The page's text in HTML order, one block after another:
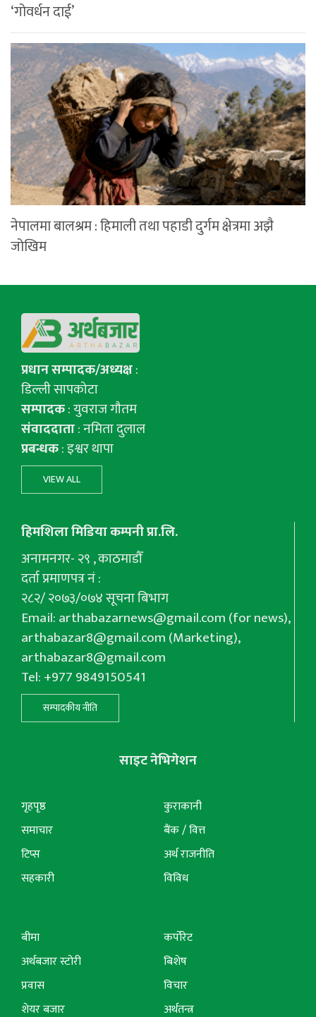
‘गोवर्धन दाई’
नेपालमा बालश्रम : हिमाली तथा पहाडी दुर्गम क्षेत्रमा अझै
जोखिम
प्रधान सम्पादक/अध्यक्ष:
डिल्ली सापकोटा
सम्पादक: युवराज गाैतम
संवाददाता: नमिता दुलाल
प्रबन्धक: इश्वर थापा
VIEW ALL
हिमशिला मिडिया कम्पनी प्रा.लि.
अनामनगर- २९ , काठमाडौँ
दर्ता प्रमाणपत्र नं :
२८२/ २०७३/०७४ सूचना बिभाग
Email:arthabazarnews@gmail.com(for news),
arthabazar8@gmail.com(Marketing),
arthabazar8@gmail.com
Tel: +977 9849150541
सम्पादकीय नीति
साइट नेभिगेशन
गृहपृष्ठ
समाचार
टिप्स
सहकारी
कुराकानी
बैंक / वित्त
अर्थ राजनीति
विविध
बीमा
अर्थबजार स्टोरी
प्रवास
शेयर बजार
कर्पोरेट
बिशेष
विचार
अर्थतन्त्र